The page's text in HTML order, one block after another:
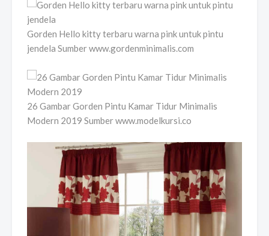
Gorden Hello kitty terbaru warna pink untuk pintu
jendela Sumber www.gordenminimalis.com
26 Gambar Gorden Pintu Kamar Tidur Minimalis
Modern 2019 Sumber www.modelkursi.co